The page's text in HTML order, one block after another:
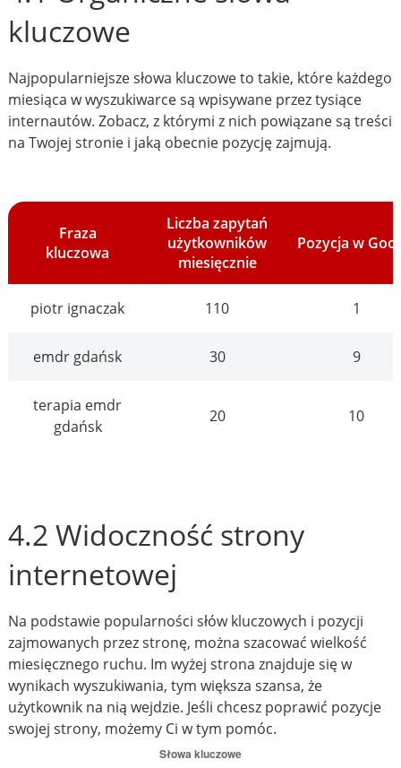
kluczowe
Najpopularniejsze słowa kluczowe to takie, które każdego
miesiąca w wyszukiwarce są wpisywane przez tysiące
internautów. Zobacz, z którymi z nich powiązane są treści
na Twojej stronie i jaką obecnie pozycję zajmują.
Fraza
kluczowa
Liczba zapytań
użytkowników
miesięcznie
Pozycja w
piotr ignaczak 110 1
emdr gdańsk 30 9
terapia emdr
gdańsk
20 10
4.2 Widoczność strony
internetowej
Na podstawie popularności słów kluczowych i pozycji
zajmowanych przez stronę, można szacować wielkość
miesięcznego ruchu. Im wyżej strona znajduje się w
wynikach wyszukiwania, tym większa szansa, że
użytkownik na nią wejdzie. Jeśli chcesz poprawić pozycje
swojej strony, możemy Ci w tym pomóc.